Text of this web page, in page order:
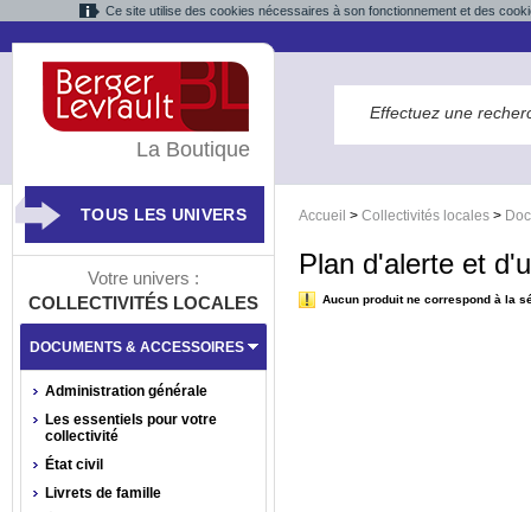
Ce site utilise des cookies nécessaires à son fonctionnement et des
Accueil > Collectivités locales >
Plan d'alerte et
Aucun produit ne correspond à la
La Boutique
TOUS LES UNIVERS
Votre univers :
COLLECTIVITÉS LOCALES
DOCUMENTS & ACCESSOIRES
Administration générale
Les essentiels pour votre
collectivité
État civil
Livrets de famille